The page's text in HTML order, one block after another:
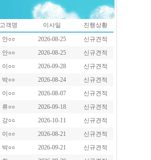
고객명 이사일
진행상황
안○○ 2026-08-25
신규견적
안○○ 2026-08-25
신규견적
이○○ 2026-09-28
신규견적
박○○ 2026-08-24
신규견적
이○○ 2026-08-07
신규견적
류○○ 2026-09-18
신규견적
강○○ 2026-10-11
신규견적
이○○ 2026-08-21
신규견적
박○○ 2026-09-21
신규견적